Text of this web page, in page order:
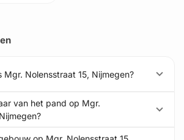
Mgr. Nolensstraat 15, Nijmegen?
van het pand op Mgr.